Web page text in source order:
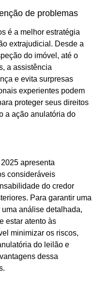
de problemas
é a melhor estratégia
extrajudicial. Desde a
do imóvel, até o
a assistência
e evita surpresas
experientes podem
proteger seus direitos
a ação anulatória do
apresenta
consideráveis
do credor
Para garantir uma
análise detalhada,
estar atento às
minimizar os riscos,
do leilão e
dessa